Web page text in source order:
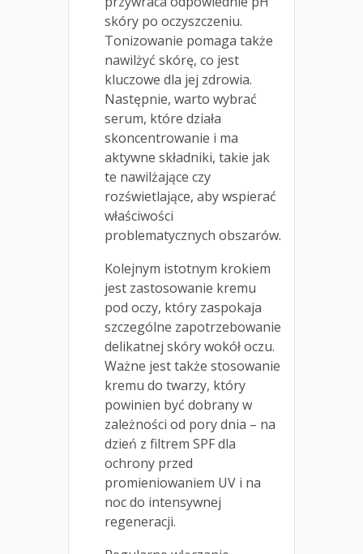
skóry po oczyszczeniu.
Tonizowanie pomaga także
nawilżyć skórę, co jest
kluczowe dla jej zdrowia.
Następnie, warto wybrać
serum, które działa
skoncentrowanie i ma
aktywne składniki, takie jak
te nawilżające czy
rozświetlające, aby wspierać
właściwości
problematycznych obszarów.
Kolejnym istotnym krokiem
jest zastosowanie kremu
pod oczy, który zaspokaja
szczególne zapotrzebowanie
delikatnej skóry wokół oczu.
Ważne jest także stosowanie
kremu do twarzy, który
powinien być dobrany w
zależności od pory dnia – na
dzień z filtrem SPF dla
ochrony przed
promieniowaniem UV i na
noc do intensywnej
regeneracji.